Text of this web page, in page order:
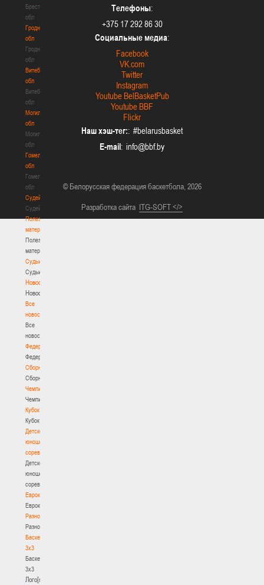
Брестская
обл
Гродненская
обл
Гродненская
обл
Витебская
обл
Витебская
обл
Могилевская
обл
Могилевская
обл
Гомельская
обл
Гомельская
обл
Судейство
Судейство
Полезные
материалы
Полезные
материалы
Судьи
Судьи
Новости
Новости
Все
новости
Все
новости
Федерация
Федерация
Сборные
Сборные
Чемпионат
Чемпионат
Кубок
Кубок
Детско-
юношеские
соревнования
Детско-
юношеские
соревнования
Еврокубки
Еврокубки
Разное
Разное
Баскетбол
3х3
Баскетбол
3х3
Лого[modid=121]
Телефоны:
+375 17 292 86 30
Социальные медиа:
Facebook
VK.com
Twitter
Instagram
Youtube BelBasketPub
Youtube BBF
Flickr
Наш хэш-тег:: #belarusbasket
E-mail:
© Белорусская федерация баскетбола, 2026
Разработка сайта ITG-SOFT </>